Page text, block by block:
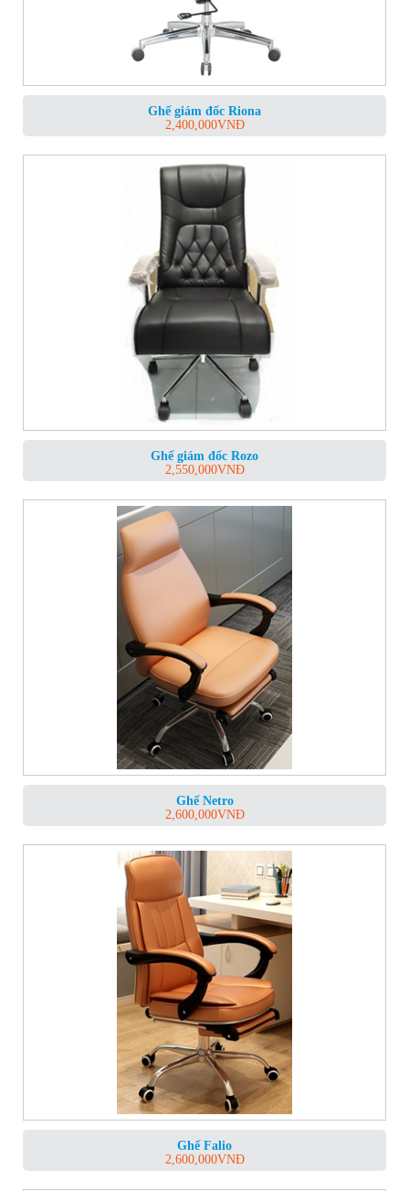
Ghế giám đốc Riona
2,400,000VNĐ
Ghế giám đốc Rozo
2,550,000VNĐ
Ghế Netro
2,600,000VNĐ
Ghế Falio
2,600,000VNĐ